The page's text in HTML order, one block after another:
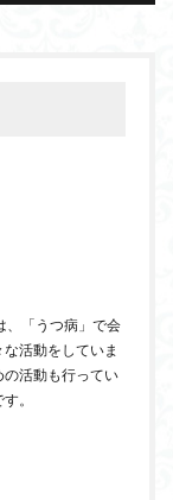
、「うつ病」で会
活動をしていま
活動も行ってい
。